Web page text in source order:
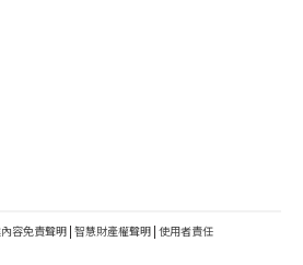
容免責聲明 | 智慧財產權聲明 | 使用者責任